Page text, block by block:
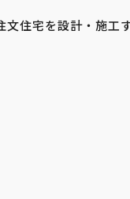
文住宅を設計・施工